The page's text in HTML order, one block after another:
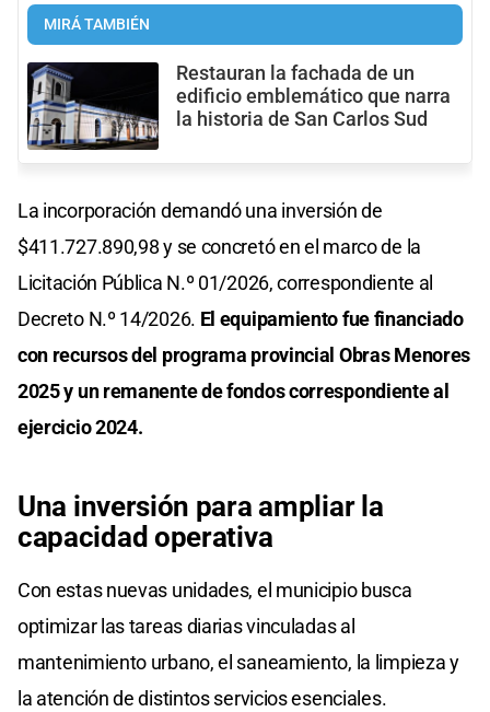
MIRÁ TAMBIÉN
Restauran la fachada de un
edificio emblemático que narra
la historia de San Carlos Sud
La incorporación demandó una inversión de
$411.727.890,98 y se concretó en el marco de la
Licitación Pública N.º 01/2026, correspondiente al
Decreto N.º 14/2026. El equipamiento fue financiado
con recursos del programa provincial Obras Menores
2025 y un remanente de fondos correspondiente al
ejercicio 2024.
Una inversión para ampliar la
capacidad operativa
Con estas nuevas unidades, el municipio busca
optimizar las tareas diarias vinculadas al
mantenimiento urbano, el saneamiento, la limpieza y
la atención de distintos servicios esenciales.